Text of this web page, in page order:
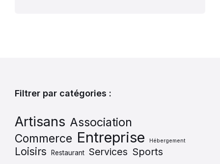
Filtrer par catégories :
Artisans Association
Commerce Entreprise Hébergement
Loisirs Restaurant Services Sports